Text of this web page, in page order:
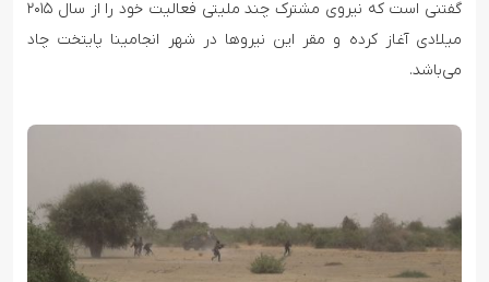
گفتنی است که نیروی مشترک چند ملیتی فعالیت خود را از سال ۲۰۱۵
میلادی آغاز کرده و مقر این نیروها در شهر انجامینا پایتخت چاد
می‌باشد.